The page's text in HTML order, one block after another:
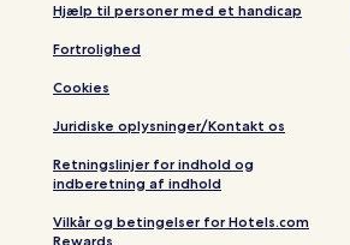
Hjælp til personer med et handicap
Fortrolighed
Cookies
Juridiske oplysninger/Kontakt os
Retningslinjer for indhold og
indberetning af indhold
Vilkår og betingelser for Hotels.com
Rewards